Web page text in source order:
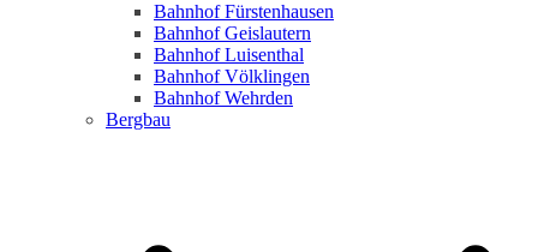
Bahnhof Fürstenhausen
Bahnhof Geislautern
Bahnhof Luisenthal
Bahnhof Völklingen
Bahnhof Wehrden
Bergbau